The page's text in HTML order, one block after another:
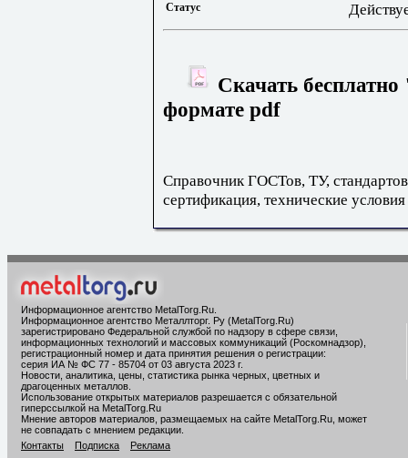
Статус
Скачать
формате pdf
Справочник ГОСТов, ТУ,
сертификация, технические условия
Информационное агентство MetalTorg.Ru
Информационное агентство Металлторг. Ру (MetalTorg.Ru)
зарегистрировано Федеральной службой по надзору в сфере связи,
информационных технологий и массовых коммуникаций (Роскомнадзор),
регистрационный номер и дата принятия решения о регистрации:
серия ИА № ФС 77 - 85704 от 03 августа 2023 г.
Новости, аналитика, цены, статистика рынка черных, цветных и
драгоценных металлов.
Использование открытых материалов разрешается с обязательной
гиперссылкой на MetalTorg.Ru
Мнение авторов материалов, размещаемых на сайте MetalTorg.Ru, может
не совпадать с мнением редакции.
Контакты
Подписка Реклама